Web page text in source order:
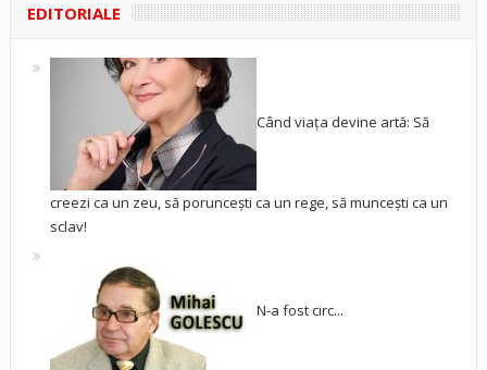
EDITORIALE
Când viața devine artă: Să
creezi ca un zeu, să poruncești ca un rege, să muncești ca un
sclav!
N-a fost circ...